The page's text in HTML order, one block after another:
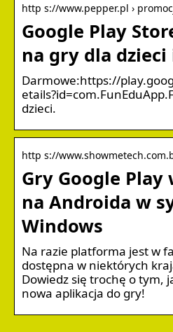
http s://www.pepper.pl ›
Google Play
na gry dla dzieci
Darmowe:https://
dzieci.
http s://
Gry Google
na Androida w
Windows
Na razie platforma jest w
dostępna w niektórych
Dowiedz się trochę o tym,
nowa aplikacja do gry!